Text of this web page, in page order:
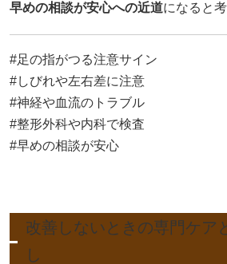
早めの相談が安心への近道になると
#足の指がつる注意サイン
#しびれや左右差に注意
#神経や血流のトラブル
#整形外科や内科で検査
#早めの相談が安心
改善しないときの専門ケア
し